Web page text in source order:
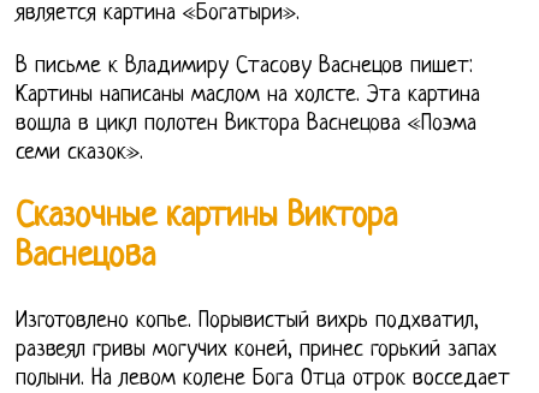
является картина «Богатыри».
В письме к Владимиру Стасову Васнецов пишет:
Картины написаны маслом на холсте. Эта картина
вошла в цикл полотен Виктора Васнецова «Поэма
семи сказок».
Сказочные картины Виктора
Васнецова
Изготовлено копье. Порывистый вихрь подхватил,
развеял гривы могучих коней, принес горький запах
полыни. На левом колене Бога Отца отрок восседает